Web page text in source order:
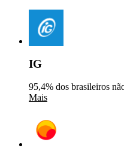
IG
95,4% dos brasileiros
Mais